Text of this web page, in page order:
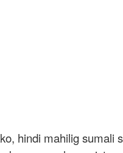
hindi mahilig sumali